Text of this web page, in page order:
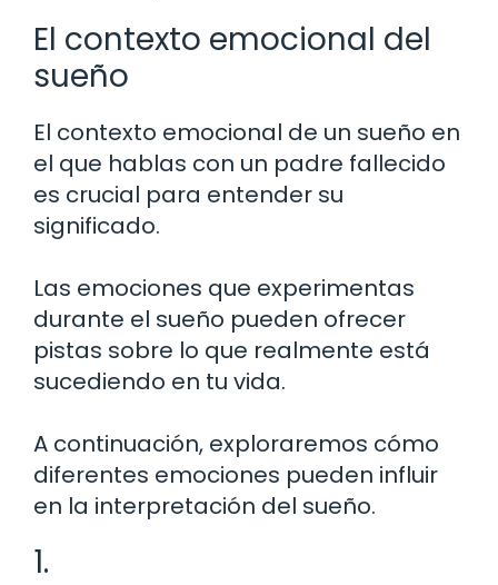
El contexto emocional del
sueño
El contexto emocional de un sueño en
el que hablas con un padre fallecido
es crucial para entender su
significado.
Las emociones que experimentas
durante el sueño pueden ofrecer
pistas sobre lo que realmente está
sucediendo en tu vida.
A continuación, exploraremos cómo
diferentes emociones pueden influir
en la interpretación del sueño.
1.